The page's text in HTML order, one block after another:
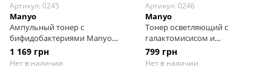
Артикул: 0245
Manyo
Ампульный тонер с
бифидобактериями Manyo
Bifida Biome Ampoule Toner,
300 мл
1 169 грн
Нет в наличии
Артикул: 0246
Manyo
Тонер осветляющий с
галактомисисом и
витаминным комплексом
Manyo Galac Whitening Vita
799 грн
Нет в наличии